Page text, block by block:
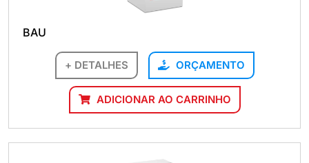
BAU
+ DETALHES ORÇAMENTO
ADICIONAR AO CARRINHO